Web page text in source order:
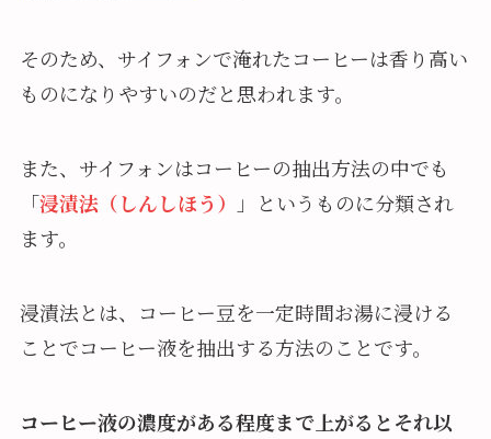
そのため、サイフォンで淹れたコーヒーは香り高い
ものになりやすいのだと思われます。
また、サイフォンはコーヒーの抽出方法の中でも
「浸漬法（しんしほう）
」というものに分類され
ます。
浸漬法とは、コーヒー豆を一定時間お湯に浸ける
ことでコーヒー液を抽出する方法のことです。
コーヒー液の濃度がある程度まで上がるとそれ以